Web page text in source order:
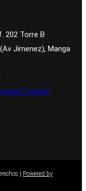
202 Torre B
Jimenez), Manga
Youtube
| Powered by